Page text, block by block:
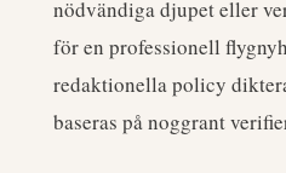
nödvändiga djupet eller
för en professionell
redaktionella policy
baseras på noggrant